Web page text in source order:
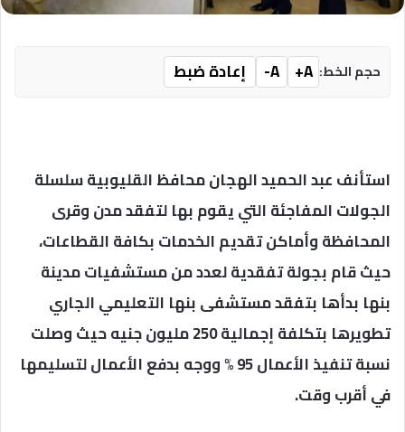
حجم الخط: A+
A- إعادة ضبط
استأنف عبد الحميد الهجان محافظ القليوبية سلسلة
الجولات المفاجئة التي يقوم بها لتفقد مدن وقرى
المحافظة وأماكن تقديم الخدمات بكافة القطاعات،
حيث قام بجولة تفقدية لعدد من مستشفيات مدينة
بنها بدأها بتفقد مستشفى بنها التعليمي الجاري
تطويرها بتكلفة إجمالية 250 مليون جنيه حيث وصلت
نسبة تنفيذ الأعمال 95 % ووجه بدفع الأعمال لتسليمها
في أقرب وقت.